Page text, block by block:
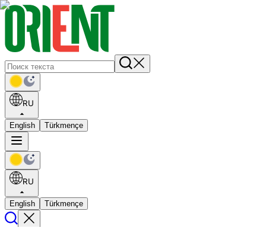
RU
English Türkmençe
RU
English Türkmençe